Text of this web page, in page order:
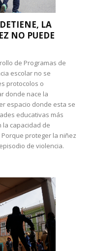
LA
NO PUEDE
de Programas de
escolar no se
protocolos o
donde nace la
espacio donde esta se
educativas más
capacidad de
proteger la niñez
de violencia.